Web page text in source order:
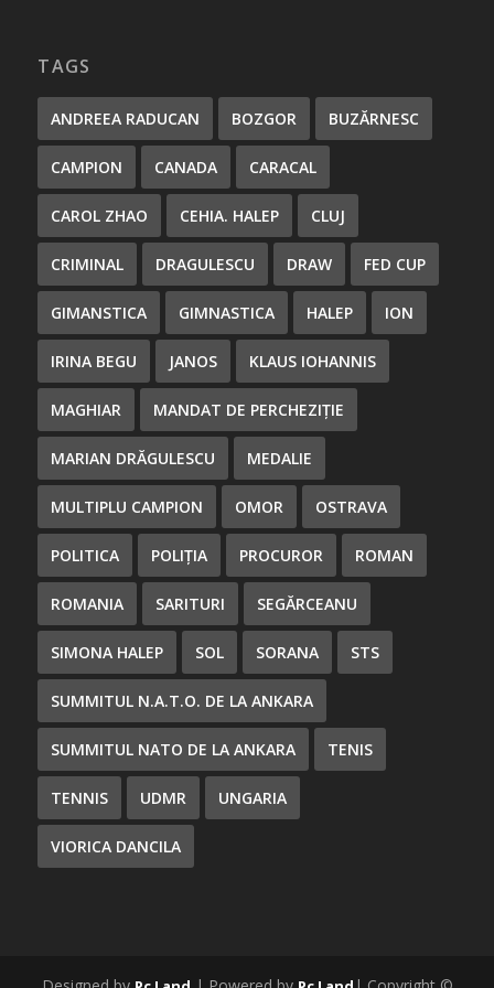
TAGS
ANDREEA RADUCAN BOZGOR BUZĂRNESC
CAMPION CANADA CARACAL
CAROL ZHAO CEHIA. HALEP CLUJ
CRIMINAL DRAGULESCU DRAW FED CUP
GIMANSTICA GIMNASTICA HALEP ION
IRINA BEGU JANOS KLAUS IOHANNIS
MAGHIAR MANDAT DE PERCHEZIȚIE
MARIAN DRĂGULESCU MEDALIE
MULTIPLU CAMPION OMOR OSTRAVA
POLITICA POLIȚIA PROCUROR ROMAN
ROMANIA SARITURI SEGĂRCEANU
SIMONA HALEP SOL SORANA STS
SUMMITUL N.A.T.O. DE LA ANKARA
SUMMITUL NATO DE LA ANKARA TENIS
TENNIS UDMR UNGARIA
VIORICA DANCILA